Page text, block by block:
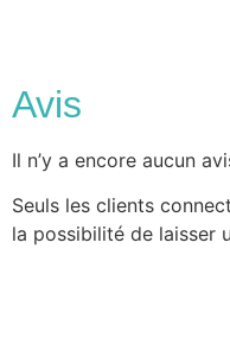
Avis
Il n’y a encore aucun
Seuls les clients
la possibilité de laisser